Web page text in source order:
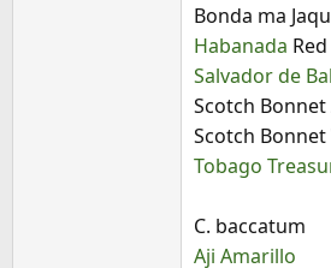
Bonda ma
Habanada Red
Salvador de
Scotch
Scotch Bonnet
Tobago
C. baccatum
Aji Amarillo